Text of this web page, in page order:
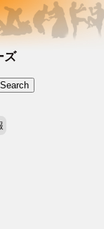
ズ